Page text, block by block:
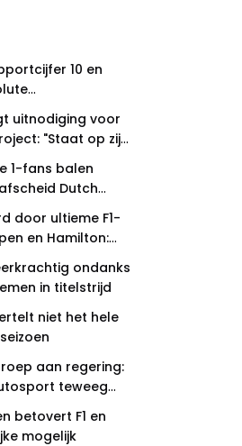
10 en
uitnodiging voor
"Staat op zijn
1-fans balen
Dutch
door ultieme F1-
en Hamilton:
ondanks
in titelstrijd
niet het hele
aan regering:
teweeg
betovert F1 en
mogelijk